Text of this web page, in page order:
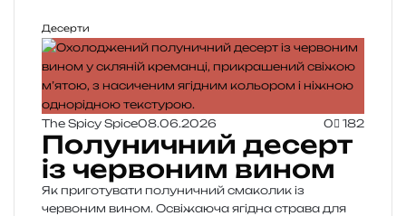
e
Десерти
The Spicy Spice08.06.2026 0 182
Полуничний десерт
із червоним вином
Як приготувати полуничний смаколик із
червоним вином. Освіжаюча ягідна страва для